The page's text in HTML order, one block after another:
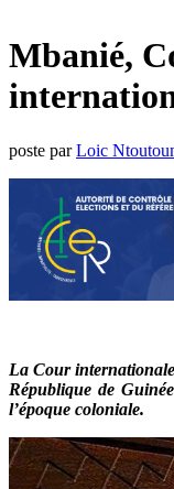
Mbanié,
poste parLoic
La Cour
République de
l’époque coloniale.